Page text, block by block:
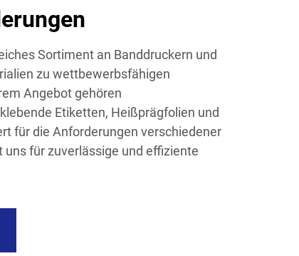
Sortiment an Banddruckern und
zu wettbewerbsfähigen
Angebot gehören
Etiketten, Heißprägfolien und
für die Anforderungen verschiedener
uns für zuverlässige und effiziente